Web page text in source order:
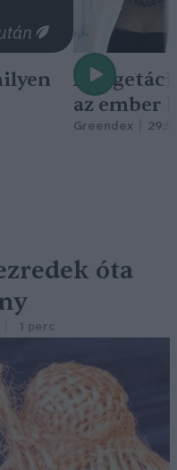
A
az ember
Greendex
óta
1 perc